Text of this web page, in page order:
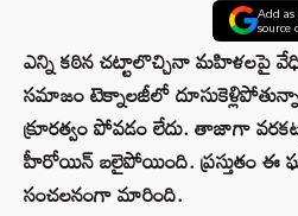
Add
source
ఎన్ని కఠిన చట్టాలొచ్చినా మహిళలపై
సమాజం టెక్నాలజీలో
క్రూరత్వం పోవడం లేదు. తాజాగా
హీరోయిన్ బలైపోయింది. ప్రస్తుతం ఈ
సంచలనంగా మారింది.